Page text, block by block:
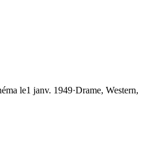
le1 janv. 1949·Drame, Western,